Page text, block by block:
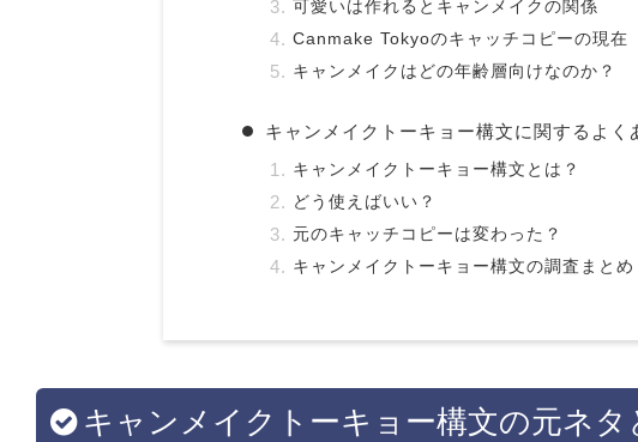
可愛いは作れるとキャンメイクの関係
Canmake Tokyoのキャッチコピーの現在
キャンメイクはどの年齢層向けなのか？
キャンメイクトーキョー構文に関するよく
キャンメイクトーキョー構文とは？
どう使えばいい？
元のキャッチコピーは変わった？
キャンメイクトーキョー構文の調査まとめ
キャンメイクトーキョー構文の元ネタ